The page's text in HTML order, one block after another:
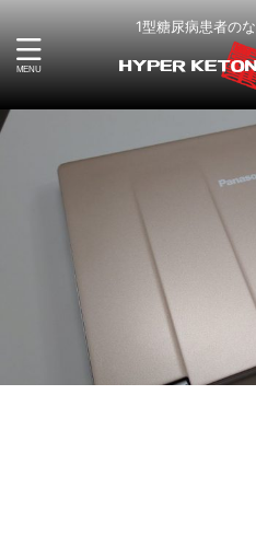
1型糖尿病患者の